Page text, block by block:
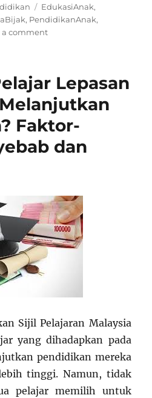
Tags
EdukasiAnak,
, PendidikanAnak,
a commenton
Menanamkan
Semangat
Belajar
Anak
Lepasan
Faktor-
dan
Sijil Pelajaran Malaysia
yang dihadapkan pada
pendidikan mereka
tinggi. Namun, tidak
pelajar memilih untuk